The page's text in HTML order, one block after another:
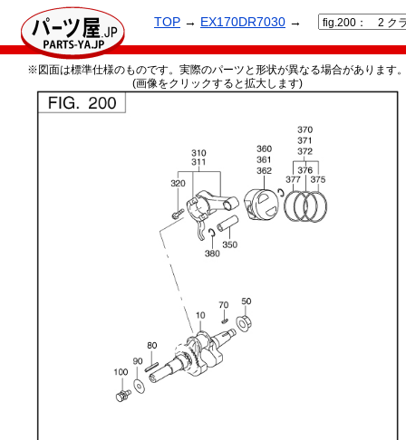
TOP → EX170DR7030 →
※図面は標準仕様のものです。実際のパーツと形状が異なる場合があります
(画像をクリックすると拡大します)